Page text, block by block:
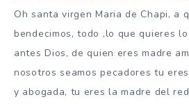
Oh santa virgen Maria de Chapi, a
bendecimos, todo ,lo que quieres
antes Dios, de quien eres madre
nosotros seamos pecadores tu
y abogada, tu eres la madre del